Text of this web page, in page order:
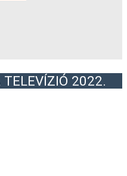
2022.